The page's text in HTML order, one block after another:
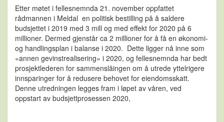
Etter møtet i fellesnemnda 21. november oppfattet
rådmannen i Meldal en politisk bestilling på å saldere
budsjettet i 2019 med 3 mill og med effekt for 2020 på 6
millioner. Dermed gjenstår ca 2 millioner for å få en økonomi-
og handlingsplan i balanse i 2020. Dette ligger nå inne som
«annen gevinstrealisering» i 2020, og fellesnemnda har bedt
prosjektlederen for sammenslåingen om å utrede yttelrigere
innsparinger for å redusere behovet for eiendomsskatt.
Denne utredningen legges fram i løpet av våren, ved
oppstart av budsjettprosessen 2020,